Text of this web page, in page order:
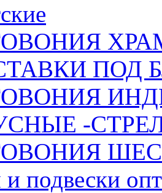
ПОД
-
и подвески